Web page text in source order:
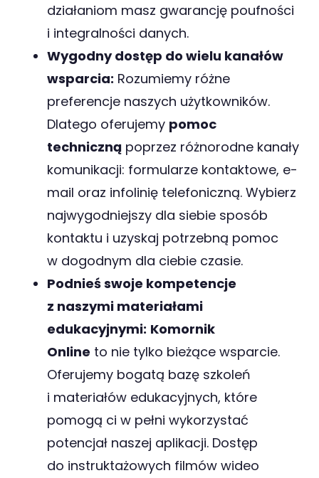
działaniom masz gwarancję poufności
i integralności danych.
Wygodny dostęp do wielu kanałów
wsparcia: Rozumiemy różne
preferencje naszych użytkowników.
Dlatego oferujemy pomoc
techniczną poprzez różnorodne kanały
komunikacji: formularze kontaktowe, e-
mail oraz infolinię telefoniczną. Wybierz
najwygodniejszy dla siebie sposób
kontaktu i uzyskaj potrzebną pomoc
w dogodnym dla ciebie czasie.
Podnieś swoje kompetencje
z naszymi materiałami
edukacyjnymi: Komornik
Online to nie tylko bieżące wsparcie.
Oferujemy bogatą bazę szkoleń
i materiałów edukacyjnych, które
pomogą ci w pełni wykorzystać
potencjał naszej aplikacji. Dostęp
do instruktażowych filmów wideo